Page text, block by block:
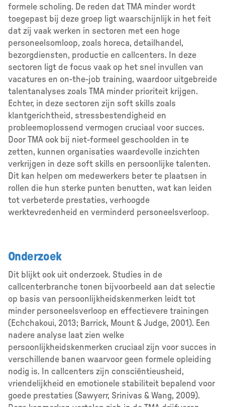
formele scholing. De reden dat TMA minder wordt
toegepast bij deze groep ligt waarschijnlijk in het feit
dat zij vaak werken in sectoren met een hoge
personeelsomloop, zoals horeca, detailhandel,
bezorgdiensten, productie en callcenters. In deze
sectoren ligt de focus vaak op het snel invullen van
vacatures en on-the-job training, waardoor uitgebreide
talentanalyses zoals TMA minder prioriteit krijgen.
Echter, in deze sectoren zijn soft skills zoals
klantgerichtheid, stressbestendigheid en
probleemoplossend vermogen cruciaal voor succes.
Door TMA ook bij niet-formeel geschoolden in te
zetten, kunnen organisaties waardevolle inzichten
verkrijgen in deze soft skills en persoonlijke talenten.
Dit kan helpen om medewerkers beter te plaatsen in
rollen die hun sterke punten benutten, wat kan leiden
tot verbeterde prestaties, verhoogde
werktevredenheid en verminderd personeelsverloop.
Onderzoek
Dit blijkt ook uit onderzoek. Studies in de
callcenterbranche tonen bijvoorbeeld aan dat selectie
op basis van persoonlijkheidskenmerken leidt tot
minder personeelsverloop en effectievere trainingen
(Echchakoui, 2013; Barrick, Mount & Judge, 2001). Een
nadere analyse laat zien welke
persoonlijkheidskenmerken cruciaal zijn voor succes in
verschillende banen waarvoor geen formele opleiding
nodig is. In callcenters zijn consciëntieusheid,
vriendelijkheid en emotionele stabiliteit bepalend voor
goede prestaties (Sawyerr, Srinivas & Wang, 2009).